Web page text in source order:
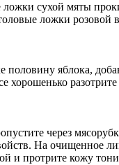
сухой мяты
ложки розовой
половину яблока,
хорошенько
через
На очищенное
и протрите кожу